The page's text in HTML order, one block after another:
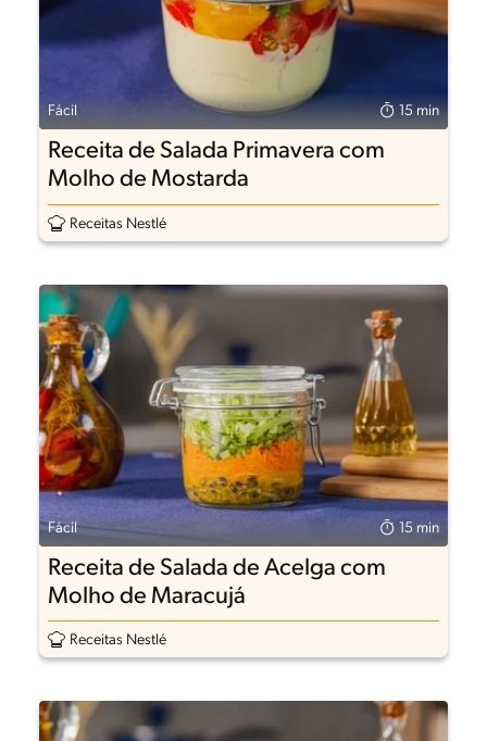
Fácil 15 min
Receita de Salada Primavera com
Molho de Mostarda
Receitas Nestlé
Fácil 15 min
Receita de Salada de Acelga com
Molho de Maracujá
Receitas Nestlé